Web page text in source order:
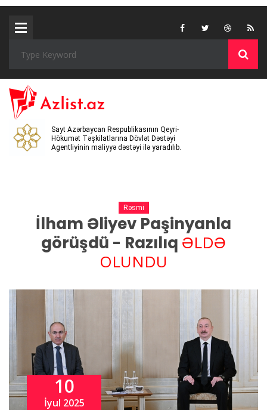
Sayt Azərbaycan Respublikasının Qeyri-
Hökumət Təşkilatlarına Dövlət Dəstəyi
Agentliyinin maliyyə dəstəyi ilə yaradılıb.
Rəsmi
İlham Əliyev Paşinyanla
görüşdü - Razılıq ƏLDƏ
OLUNDU
10
İyul 2025